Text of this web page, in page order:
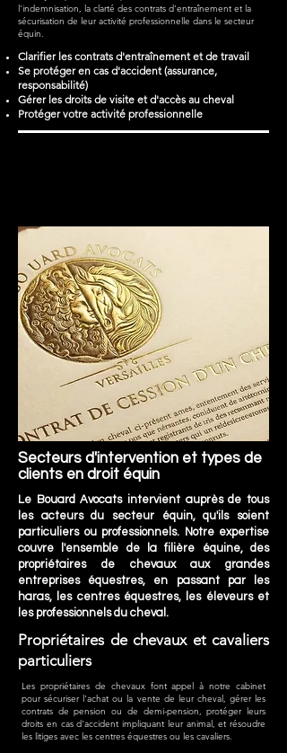
l'indemnisation, la clarté des contrats d'entraînement et la
sécurisation de leur activité professionnelle dans le secteur
équin.
Clarifier les contrats d'entraînement et de travail
Se protéger en cas d'accident (assurance,
responsabilité)
Gérer les droits de visite et d'accès au cheval
Protéger votre activité professionnelle
Secteurs d'intervention et types de
clients en droit équin
Le Bouard Avocats intervient auprès de tous
les acteurs du secteur équin, qu'ils soient
particuliers ou professionnels. Notre expertise
couvre l'ensemble de la filière équine, des
propriétaires de chevaux aux grandes
entreprises équestres, en passant par les
haras, les centres équestres, les éleveurs et
les professionnels du cheval.
Propriétaires de chevaux et cavaliers
particuliers
Les propriétaires de chevaux font appel à notre cabinet
pour sécuriser l'achat ou la vente de leur cheval, gérer les
contrats de pension ou de demi-pension, protéger leurs
droits en cas d'accident impliquant leur animal, et résoudre
les litiges avec les centres équestres ou les cavaliers.